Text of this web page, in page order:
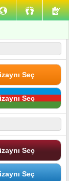
Seç
Seç
Seç
Seç